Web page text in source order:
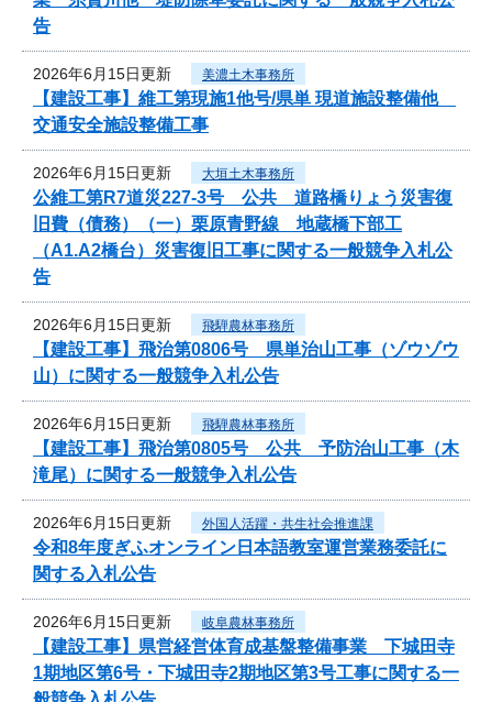
告
2026年6月15日更新 美濃土木事務所
【建設工事】維工第現施1他号/県単 現道施設整備他
交通安全施設整備工事
2026年6月15日更新 大垣土木事務所
公維工第R7道災227-3号 公共 道路橋りょう災害復
旧費（債務）（一）栗原青野線 地蔵橋下部工
（A1.A2橋台）災害復旧工事に関する一般競争入札公
告
2026年6月15日更新 飛騨農林事務所
【建設工事】飛治第0806号 県単治山工事（ゾウゾウ
山）に関する一般競争入札公告
2026年6月15日更新 飛騨農林事務所
【建設工事】飛治第0805号 公共 予防治山工事（木
滝尾）に関する一般競争入札公告
2026年6月15日更新 外国人活躍・共生社会推進課
令和8年度ぎふオンライン日本語教室運営業務委託に
関する入札公告
2026年6月15日更新 岐阜農林事務所
【建設工事】県営経営体育成基盤整備事業 下城田寺
1期地区第6号・下城田寺2期地区第3号工事に関する一